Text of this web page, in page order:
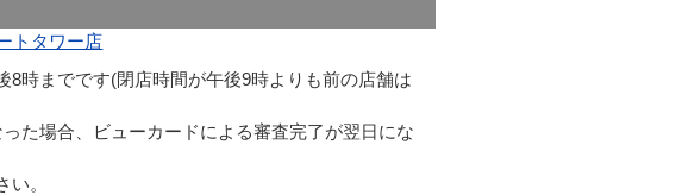
トタワー店
時までです(閉店時間が午後9時よりも前の店舗は
た場合、ビューカードによる審査完了が翌日にな
。